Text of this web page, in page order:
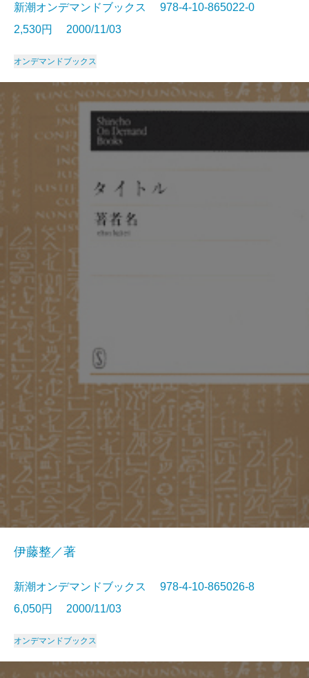
新潮オンデマンドブックス 978-4-10-865022-0
2,530円 2000/11/03
オンデマンドブックス
伊藤整／著
新潮オンデマンドブックス 978-4-10-865026-8
6,050円 2000/11/03
オンデマンドブックス